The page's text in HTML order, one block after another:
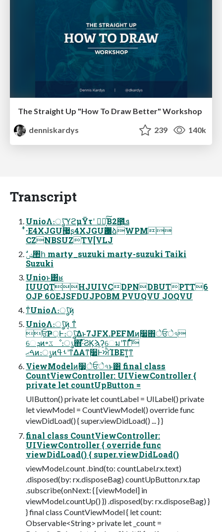
The Straight Up "How To Draw Better" Workshop
denniskardys
239 140k
Transcript
UnioΛ։ൃͯ͠ϓϩμΫτʹ ಋೖ͔ͯ͠Β2೥͕ܦͬͨ
͋ͭ·Ε4XJGU޷͖ʂ4XJGUѪ޷ձWPM
CZNBSUZTV[VLJ
Suzuki
Unioͱ͸ʁ
IUUQTHJUIVCDPNDBUTPTT6
OJP 6OEJSFDUJPOBM PVUQVU JOQVU
ͳͥUnioΛ։ൃͨ͠ͷ͔
UnioΛ։ൃͨ͠ͷ͔ ͳͥ
ਓҎ্Ͱ։ൃ͍ͯ͠Δͱ7JFX.PEFMͷ࣮૷΋ेਓे৭
େܕͷ৽ػೳ։ൃ΋࢝·ͬͯϨϏϡʔ͕େมʹͳΓͦ͏ͩ͠
ࠓޙͷ։ൃͷࢀߟʹͳΔΑ͏ͳ࣮૷ͰਐΊΒΕͳ͍͔ͳ
ViewModelͷ࣮૷͕ेਓे৭ͱ͸ final class
CountViewController: UIViewController {
private let countUpButton =
UIButton() private let countLabel = UILabel() private
let viewModel = CountViewModel() override func
viewDidLoad() { super.viewDidLoad() ... } }
final class CountViewController:
UIViewController { override func
viewDidLoad() { super.viewDidLoad()
viewModel.count .bind(to: countLabel.rx.text)
.disposed(by: rx.disposeBag) countUpButton.rx.tap
.subscribe(onNext: { [viewModel] in
viewModel.countUp() }) .disposed(by: rx.disposeBag) }
} final class CountViewModel { let count:
Observable<String> private let _count =